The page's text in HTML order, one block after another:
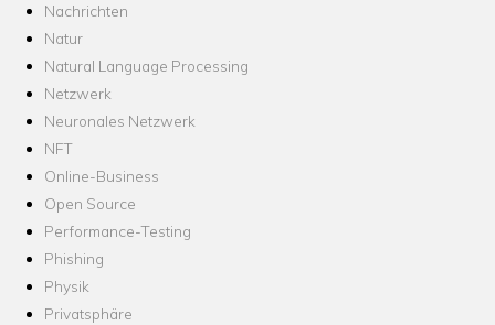
Nachrichten
Natur
Natural Language Processing
Netzwerk
Neuronales Netzwerk
NFT
Online-Business
Open Source
Performance-Testing
Phishing
Physik
Privatsphäre